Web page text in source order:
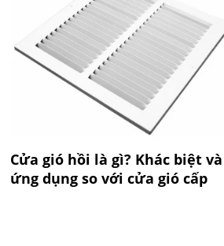
Cửa gió hồi là gì? Khác biệt và
ứng dụng so với cửa gió cấp